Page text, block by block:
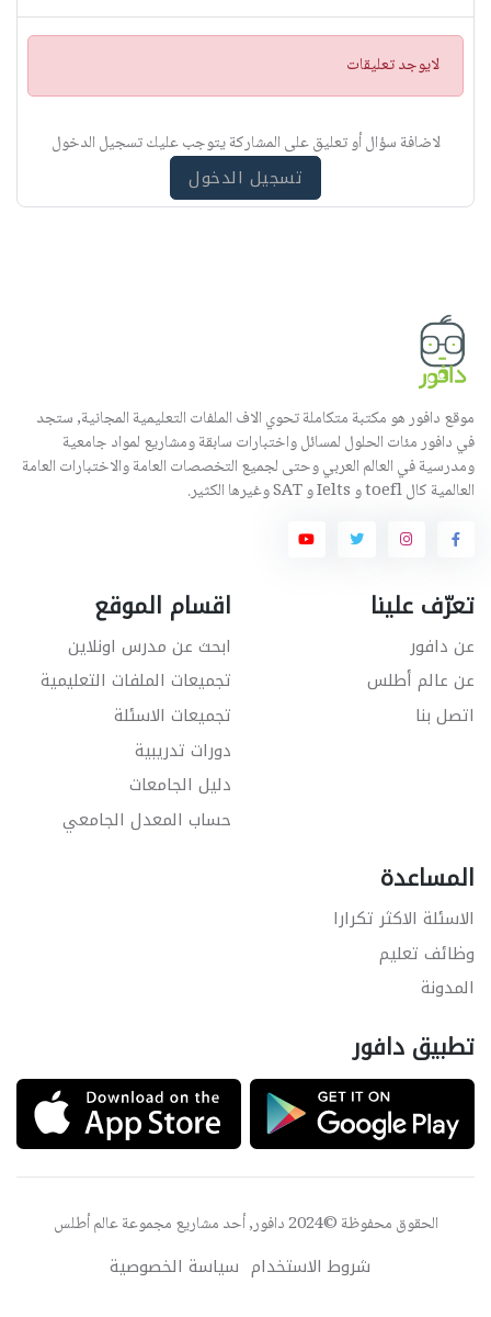
ت
ن
ي
لايوجد تعليقات
لاضافة سؤال أو تعليق على المشاركة يتوجب عليك تسجيل الدخول
تسجيل الدخول
موقع دافور هو مكتبة متكاملة تحوي الاف الملفات التعليمية المجانية, ستجد
في دافور مئات الحلول لمسائل واختبارات سابقة ومشاريع لمواد جامعية
ومدرسية في العالم العربي وحتى لجميع التخصصات العامة والاختبارات العامة
العالمية كال toefl و Ielts و SAT وغيرها الكثير.
تعرّف علينا
عن دافور
عن عالم أطلس
اتصل بنا
اقسام الموقع
ابحث عن مدرس اونلاين
تجميعات الملفات التعليمية
تجميعات الاسئلة
دورات تدريبية
دليل الجامعات
حساب المعدل الجامعي
المساعدة
الاسئلة الاكثر تكرارا
وظائف تعليم
المدونة
تطبيق دافور
الحقوق محفوظة ©2024 دافور, أحد مشاريع مجموعة عالم أطلس
شروط الاستخدام سياسة الخصوصية